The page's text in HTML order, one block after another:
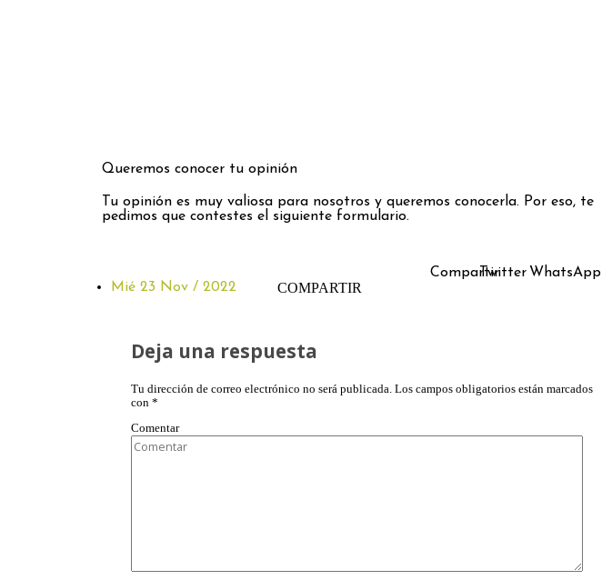
Queremos conocer tu opinión
Tu opinión es muy valiosa para nosotros y queremos conocerla. Por eso, te
pedimos que contestes el siguiente formulario.
Mié 23 Nov / 2022 COMPARTIR
CompartirTwitter WhatsApp
Deja una respuesta
Tu dirección de correo electrónico no será publicada. Los campos obligatorios están marcados
con *
Comentar